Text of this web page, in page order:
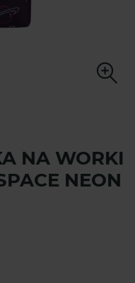
NA WORKI
NEON